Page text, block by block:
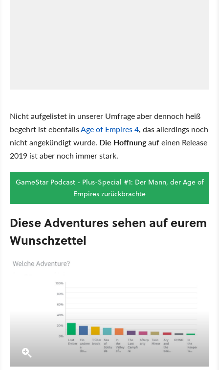
Nicht aufgelistet in unserer Umfrage aber dennoch heiß
begehrt ist ebenfallsAge of Empires 4, das allerdings noch
nicht angekündigt wurde. Die Hoffnungauf einen Release
2019 ist aber noch immer stark.
GameStar Podcast - Plus-Special #1: Der Mann, der Age of
Empires zurückbrachte
Diese Adventures sehen auf eurem
Wunschzettel